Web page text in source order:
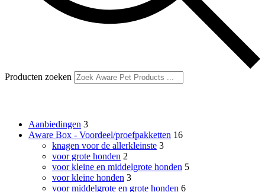
Producten zoeken
Aanbiedingen 3
Aware Box - Voordeel/proefpakketten 16
knagen voor de allerkleinste 3
voor grote honden 2
voor kleine en middelgrote honden 5
voor kleine honden 3
voor middelgrote en grote honden 6